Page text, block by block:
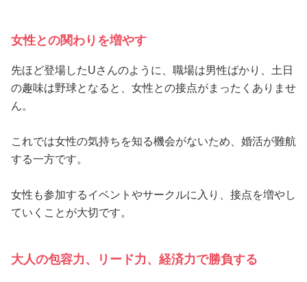
女性との関わりを増やす
先ほど登場したUさんのように、職場は男性ばかり、土日
の趣味は野球となると、女性との接点がまったくありませ
ん。
これでは女性の気持ちを知る機会がないため、婚活が難航
する一方です。
女性も参加するイベントやサークルに入り、接点を増やし
ていくことが大切です。
大人の包容力、リード力、経済力で勝負する